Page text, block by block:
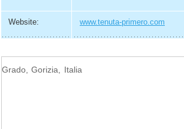
Website: www.tenuta-primero.com
Grado, Gorizia, Italia